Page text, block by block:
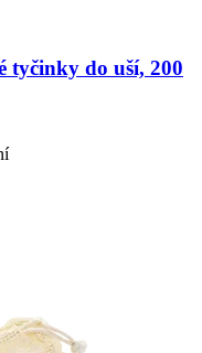
tyčinky do uší, 200